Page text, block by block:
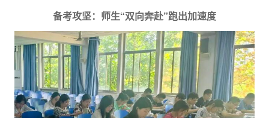
备考攻坚：师生“双向奔赴”跑出加速度